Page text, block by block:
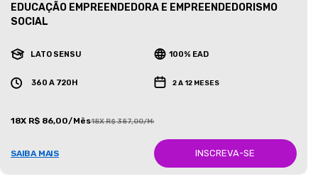
EDUCAÇÃO EMPREENDEDORA E EMPREENDEDORISMO
SOCIAL
LATO SENSU 100% EAD
360 A 720H 2 A 12 MESES
18X R$ 86,00/Mês18X R$ 387,00/Mês
SAIBA MAIS INSCREVA-SE